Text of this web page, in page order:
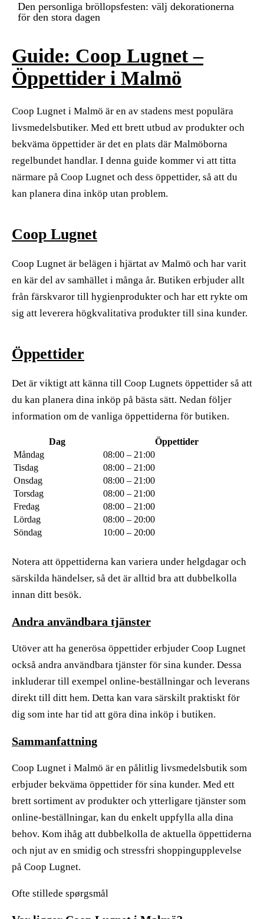
Den personliga bröllopsfesten: välj dekorationerna
för den stora dagen
Guide: Coop Lugnet –
Öppettider i Malmö
Coop Lugnet i Malmö är en av stadens mest populära
livsmedelsbutiker. Med ett brett utbud av produkter och
bekväma öppettider är det en plats där Malmöborna
regelbundet handlar. I denna guide kommer vi att titta
närmare på Coop Lugnet och dess öppettider, så att du
kan planera dina inköp utan problem.
Coop Lugnet
Coop Lugnet är belägen i hjärtat av Malmö och har varit
en kär del av samhället i många år. Butiken erbjuder allt
från färskvaror till hygienprodukter och har ett rykte om
sig att leverera högkvalitativa produkter till sina kunder.
Öppettider
Det är viktigt att känna till Coop Lugnets öppettider så att
du kan planera dina inköp på bästa sätt. Nedan följer
information om de vanliga öppettiderna för butiken.
Dag
Öppettider
Måndag
08:00 – 21:00
Tisdag
08:00 – 21:00
Onsdag
08:00 – 21:00
Torsdag
08:00 – 21:00
Fredag
08:00 – 21:00
Lördag
08:00 – 20:00
Söndag
10:00 – 20:00
Notera att öppettiderna kan variera under helgdagar och
särskilda händelser, så det är alltid bra att dubbelkolla
innan ditt besök.
Andra användbara tjänster
Utöver att ha generösa öppettider erbjuder Coop Lugnet
också andra användbara tjänster för sina kunder. Dessa
inkluderar till exempel online-beställningar och leverans
direkt till ditt hem. Detta kan vara särskilt praktiskt för
dig som inte har tid att göra dina inköp i butiken.
Sammanfattning
Coop Lugnet i Malmö är en pålitlig livsmedelsbutik som
erbjuder bekväma öppettider för sina kunder. Med ett
brett sortiment av produkter och ytterligare tjänster som
online-beställningar, kan du enkelt uppfylla alla dina
behov. Kom ihåg att dubbelkolla de aktuella öppettiderna
och njut av en smidig och stressfri shoppingupplevelse
på Coop Lugnet.
Ofte stillede spørgsmål